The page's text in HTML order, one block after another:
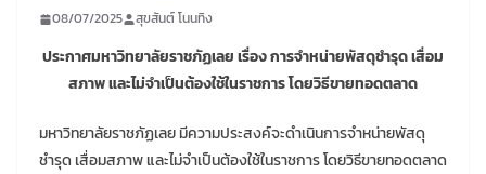
08/07/2025 สุขสันต์ โนนทิง
ประกาศมหาวิทยาลัยราชภัฏเลย เรื่อง การจำหน่ายพัสดุชำรุด เสื่อม
สภาพ และไม่จำเป็นต้องใช้ในราชการ โดยวิธีขายทอดตลาด
มหาวิทยาลัยราชภัฏเลย มีความประสงค์จะดำเนินการจำหน่ายพัสดุ
ชำรุด เสื่อมสภาพ และไม่จำเป็นต้องใช้ในราชการ โดยวิธีขายทอดตลาด